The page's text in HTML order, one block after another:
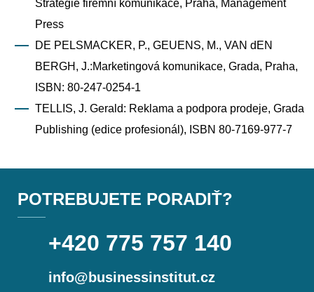
Strategie firemní komunikace, Praha, Management
Press
DE PELSMACKER, P., GEUENS, M., VAN dEN
BERGH, J.:Marketingová komunikace, Grada, Praha,
ISBN: 80-247-0254-1
TELLIS, J. Gerald: Reklama a podpora prodeje, Grada
Publishing (edice profesionál), ISBN 80-7169-977-7
POTREBUJETE PORADIŤ?
+420 775 757 140
info@businessinstitut.cz